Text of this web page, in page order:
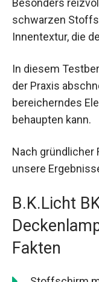
Besonders
schwarzen
Innentextur, die
In diesem
der Praxis
bereicherndes
behaupten kann.
Nach gründlicher
unsere
B.K.Licht
Fakten